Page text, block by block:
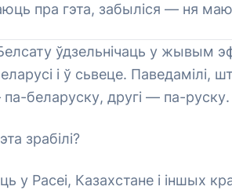
пра гэта, забыліся — ня
ўдзельнічаць у жывым
і ў сьвеце. Паведамілі,
беларуску, другі — па-руску.
зрабілі?
у Расеі, Казахстане і іншых